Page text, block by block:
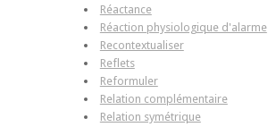
Réactance
Réaction physiologique d'alarme
Recontextualiser
Reflets
Reformuler
Relation complémentaire
Relation symétrique